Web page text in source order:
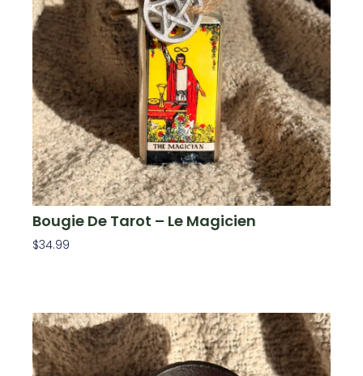
Bougie De Tarot – Le Magicien
$34.99